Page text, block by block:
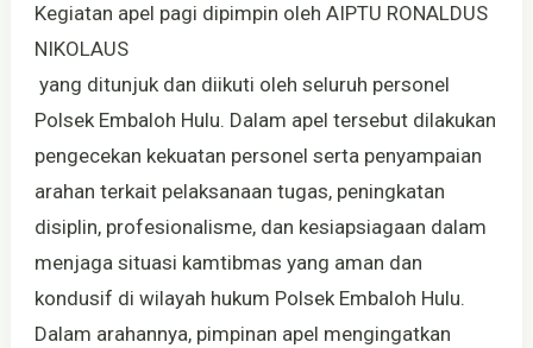
Kegiatan apel pagi dipimpin oleh AIPTU RONALDUS
NIKOLAUS
yang ditunjuk dan diikuti oleh seluruh personel
Polsek Embaloh Hulu. Dalam apel tersebut dilakukan
pengecekan kekuatan personel serta penyampaian
arahan terkait pelaksanaan tugas, peningkatan
disiplin, profesionalisme, dan kesiapsiagaan dalam
menjaga situasi kamtibmas yang aman dan
kondusif di wilayah hukum Polsek Embaloh Hulu.
Dalam arahannya, pimpinan apel mengingatkan